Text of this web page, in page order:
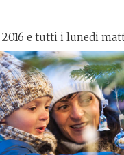
e tutti i lunedi